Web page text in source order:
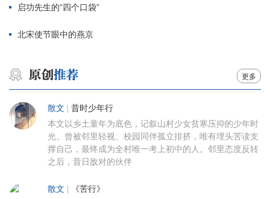
启功先生的“四个口袋”
北宋使节眼中的燕京
更多
散文 昔时少年行
本文以乡土童年为底色，记叙山村少女贫寒压抑的少年时
光。曾被邻里轻视、校园同伴孤立排挤，唯有埋头苦读支
撑自己，最终成为全村唯一考上初中的人。邻里态度反转
之后，昔日敌对的伙伴
散文 《苦行》